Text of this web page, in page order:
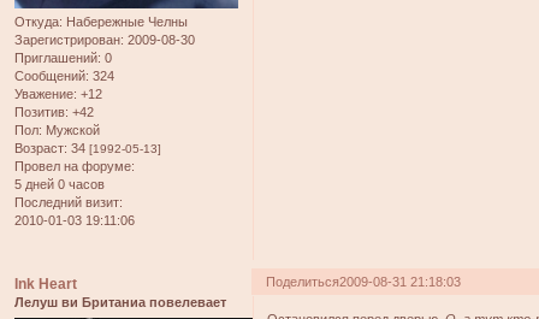
Откуда: Набережные Челны
Зарегистрирован: 2009-08-30
Приглашений: 0
Сообщений: 324
Уважение: +12
Позитив: +42
Пол: Мужской
Возраст: 34 [1992-05-13]
Провел на форуме:
5 дней 0 часов
Последний визит:
2010-01-03 19:11:06
Поделиться2009-08-31 21:18:03
Ink Heart
Лелуш ви Британиа повелевает